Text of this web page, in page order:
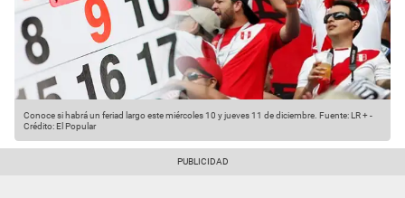
Conoce si habrá un feriad largo este miércoles 10 y jueves 11 de diciembre. Fuente: LR +-
Crédito: El Popular